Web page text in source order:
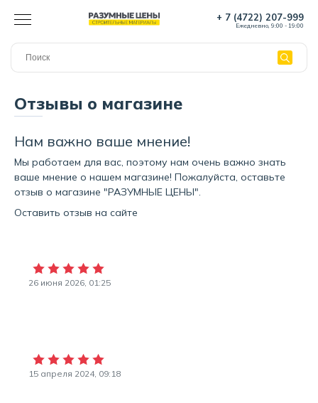
+ 7 (4722) 207-999
Ежедневно, 9:00 - 19:00
Отзывы о магазине
Нам важно ваше мнение!
Мы работаем для вас, поэтому нам очень важно знать
ваше мнение о нашем магазине! Пожалуйста, оставьте
отзыв о магазине "РАЗУМНЫЕ ЦЕНЫ".
Оставить отзыв на сайте
26 июня 2026, 01:25
15 апреля 2024, 09:18